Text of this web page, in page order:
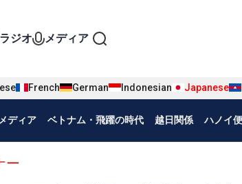
phương tiện tiếng Nhật
ラジオ メディア
French German Indonesian Japanese
nhật
メディア ベトナム・飛躍の時代 越日関係 ハノイ
ー